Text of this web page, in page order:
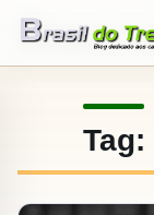
Tag: